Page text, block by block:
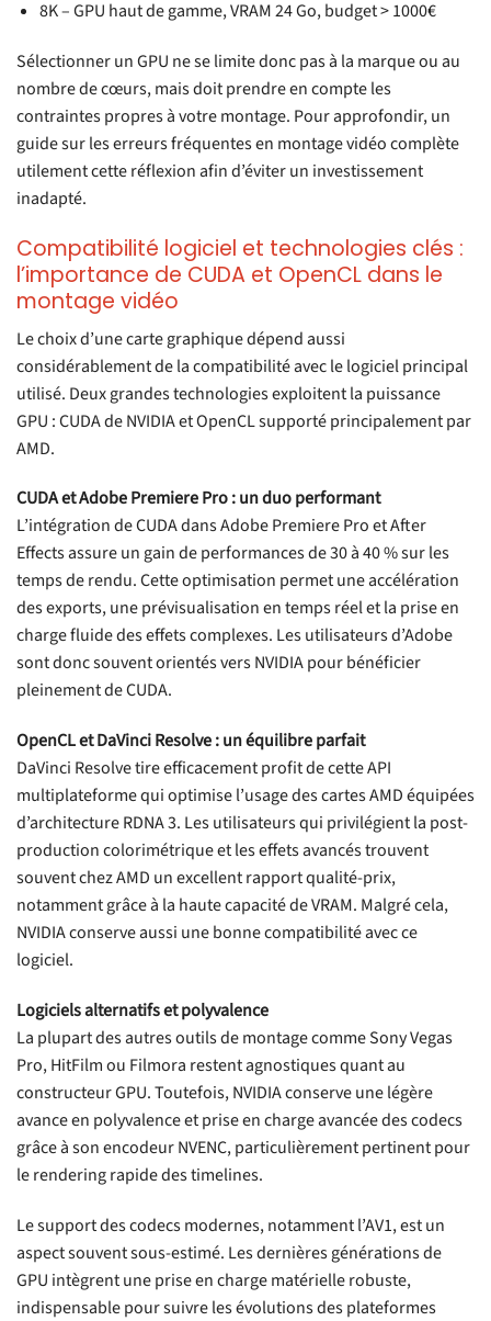
8K – GPU haut de gamme, VRAM 24 Go, budget > 1000€
Sélectionner un GPU ne se limite donc pas à la marque ou au
nombre de cœurs, mais doit prendre en compte les
contraintes propres à votre montage. Pour approfondir, un
guide sur les erreurs fréquentes en montage vidéo complète
utilement cette réflexion afin d’éviter un investissement
inadapté.
Compatibilité logiciel et technologies clés :
l’importance de CUDA et OpenCL dans le
montage vidéo
Le choix d’une carte graphique dépend aussi
considérablement de la compatibilité avec le logiciel principal
utilisé. Deux grandes technologies exploitent la puissance
GPU : CUDA de NVIDIA et OpenCL supporté principalement par
AMD.
CUDA et Adobe Premiere Pro : un duo performant
L’intégration de CUDA dans Adobe Premiere Pro et After
Effects assure un gain de performances de 30 à 40 % sur les
temps de rendu. Cette optimisation permet une accélération
des exports, une prévisualisation en temps réel et la prise en
charge fluide des effets complexes. Les utilisateurs d’Adobe
sont donc souvent orientés vers NVIDIA pour bénéficier
pleinement de CUDA.
OpenCL et DaVinci Resolve : un équilibre parfait
DaVinci Resolve tire efficacement profit de cette API
multiplateforme qui optimise l’usage des cartes AMD équipées
d’architecture RDNA 3. Les utilisateurs qui privilégient la post-
production colorimétrique et les effets avancés trouvent
souvent chez AMD un excellent rapport qualité-prix,
notamment grâce à la haute capacité de VRAM. Malgré cela,
NVIDIA conserve aussi une bonne compatibilité avec ce
logiciel.
Logiciels alternatifs et polyvalence
La plupart des autres outils de montage comme Sony Vegas
Pro, HitFilm ou Filmora restent agnostiques quant au
constructeur GPU. Toutefois, NVIDIA conserve une légère
avance en polyvalence et prise en charge avancée des codecs
grâce à son encodeur NVENC, particulièrement pertinent pour
le rendering rapide des timelines.
Le support des codecs modernes, notamment l’AV1, est un
aspect souvent sous-estimé. Les dernières générations de
GPU intègrent une prise en charge matérielle robuste,
indispensable pour suivre les évolutions des plateformes